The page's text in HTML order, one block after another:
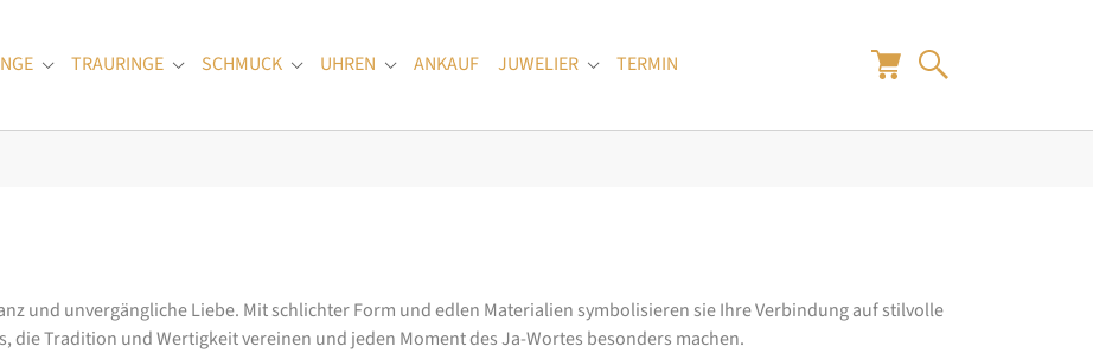
Submenu for "Verlobungsringe"
TRAURINGE Submenu for "Trauringe"
SCHMUCK Submenu for "Schmuck"
UHREN Submenu for "Uhren"
ANKAUF JUWELIER Submenu for "Juwelier"
TERMIN
und unvergängliche Liebe. Mit schlichter Form und edlen Materialien symbolisieren sie Ihre Verbindung auf stilvolle
die Tradition und Wertigkeit vereinen und jeden Moment des Ja-Wortes besonders machen.